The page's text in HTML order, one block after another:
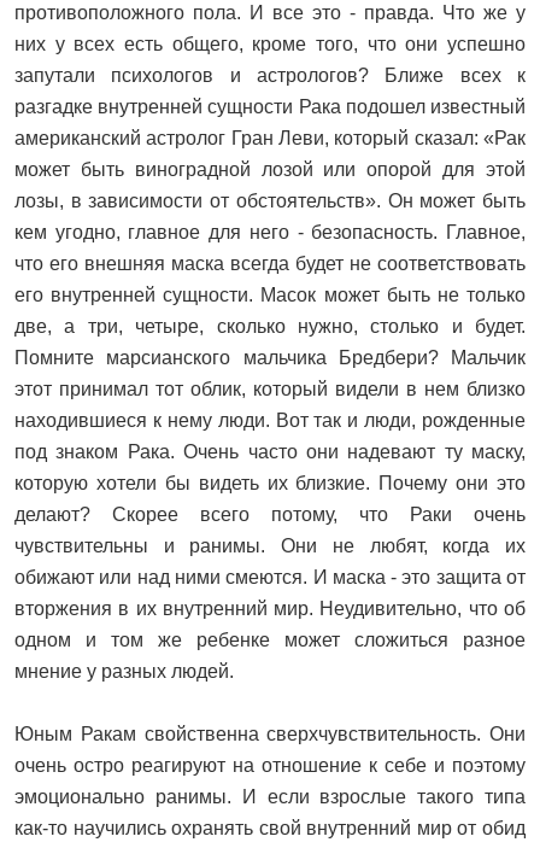
противоположного пола. И все это - правда. Что же у
них у всех есть общего, кроме того, что они успешно
запутали психологов и астрологов? Ближе всех к
разгадке внутренней сущности Рака подошел известный
американский астролог Гран Леви, который сказал: «Рак
может быть виноградной лозой или опорой для этой
лозы, в зависимости от обстоятельств». Он может быть
кем угодно, главное для него - безопасность. Главное,
что его внешняя маска всегда будет не соответствовать
его внутренней сущности. Масок может быть не только
две, а три, четыре, сколько нужно, столько и будет.
Помните марсианского мальчика Бредбери? Мальчик
этот принимал тот облик, который видели в нем близко
находившиеся к нему люди. Вот так и люди, рожденные
под знаком Рака. Очень часто они надевают ту маску,
которую хотели бы видеть их близкие. Почему они это
делают? Скорее всего потому, что Раки очень
чувствительны и ранимы. Они не любят, когда их
обижают или над ними смеются. И маска - это защита от
вторжения в их внутренний мир. Неудивительно, что об
одном и том же ребенке может сложиться разное
мнение у разных людей.
Юным Ракам свойственна сверхчувствительность. Они
очень остро реагируют на отношение к себе и поэтому
эмоционально ранимы. И если взрослые такого типа
как-то научились охранять свой внутренний мир от обид